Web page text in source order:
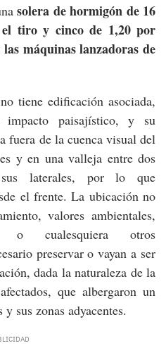
solera de hormigón de 16
tiro y cinco de 1,20 por
máquinas lanzadoras de
tiene edificación asociada,
paisajístico, y su
fuera de la cuenca visual del
y en una valleja entre dos
laterales, por lo que
el frente. La ubicación no
valores ambientales,
o cualesquiera otros
preservar o vayan a ser
dada la naturaleza de la
que albergaron un
sus zonas adyacentes.